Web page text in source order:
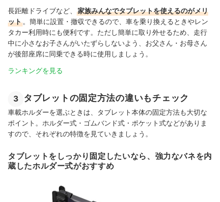
長距離ドライブなど、
家族みんなでタブレットを使えるのがメリ
ット 。簡単に設置・撤収できるので、 車を乗り換えるときやレン
タカー利用時にも便利です。ただし簡単に取り外せるため、 走行
中に小さなお子さんがいたずらしないよう、お父さん・お母さん
が後部座席に同乗できる時に使用しましょう。
ランキングを見る
3 タブレットの固定方法の違いもチェック
車載ホルダーを選ぶときは、タブレット本体の固定方法も大切な
ポイント。ホルダー式・ゴムバンド式・ポケット式などがありま
すので、それぞれの特徴を見ていきましょう。
タブレットをしっかり固定したいなら、強力なバネを内
蔵したホルダー式がおすすめ